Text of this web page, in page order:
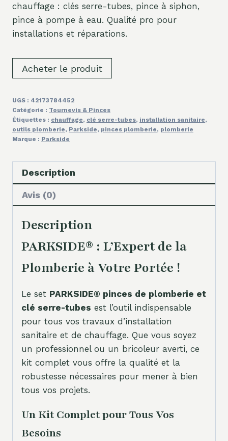
chauffage : clés serre-tubes, pince à siphon,
pince à pompe à eau. Qualité pro pour
installations et réparations.
Acheter le produit
UGS : 42173784452
Catégorie : Tournevis & Pinces
Étiquettes : chauffage, clé serre-tubes, installation sanitaire,
outils plomberie, Parkside, pinces plomberie, plomberie
Marque : Parkside
Description
Avis (0)
Description
PARKSIDE® : L’Expert de la
Plomberie à Votre Portée !
Le set PARKSIDE® pinces de plomberie et
clé serre-tubes est l’outil indispensable
pour tous vos travaux d’installation
sanitaire et de chauffage. Que vous soyez
un professionnel ou un bricoleur averti, ce
kit complet vous offre la qualité et la
robustesse nécessaires pour mener à bien
tous vos projets.
Un Kit Complet pour Tous Vos
Besoins